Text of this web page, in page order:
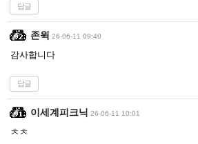
답글
존윅 26-06-11 09:40
감사합니다
답글
이세계피크닉 26-06-11 10:01
ㅊㅊ